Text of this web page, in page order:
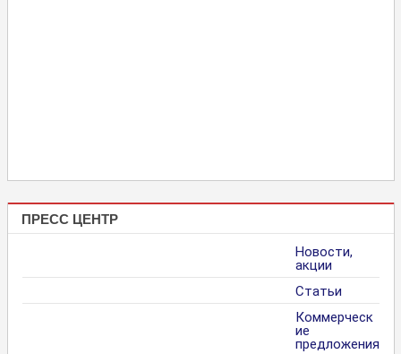
ПРЕСС ЦЕНТР
Новости,
акции
Статьи
Коммерческ
ие
предложения